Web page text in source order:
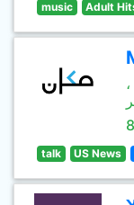
music Adult
talk US News